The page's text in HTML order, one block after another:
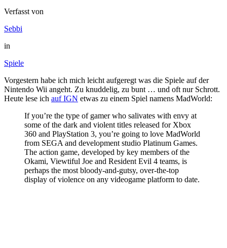
Verfasst von
Sebbi
in
Spiele
Vorgestern habe ich mich leicht aufgeregt was die Spiele auf der
Nintendo Wii angeht. Zu knuddelig, zu bunt … und oft nur Schrott.
Heute lese ich auf IGN etwas zu einem Spiel namens MadWorld:
If you’re the type of gamer who salivates with envy at
some of the dark and violent titles released for Xbox
360 and PlayStation 3, you’re going to love MadWorld
from SEGA and development studio Platinum Games.
The action game, developed by key members of the
Okami, Viewtiful Joe and Resident Evil 4 teams, is
perhaps the most bloody-and-gutsy, over-the-top
display of violence on any videogame platform to date.